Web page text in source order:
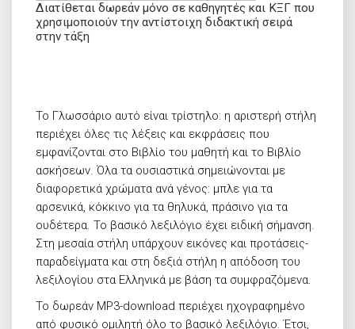
Διατίθεται δωρεάν μόνο σε καθηγητές και ΚΞΓ που
χρησιμοποιούν την αντίστοιχη διδακτική σειρά
στην τάξη
Το Γλωσσάριο αυτό είναι τρίστηλο: η αριστερή στήλη
περιέχει όλες τις λέξεις και εκφράσεις που
εμφανίζονται στο Βιβλίο του μαθητή και το Βιβλίο
ασκήσεων. Όλα τα ουσιαστικά σημειώνονται με
διαφορετικά χρώματα ανά γένος: μπλε για τα
αρσενικά, κόκκινο για τα θηλυκά, πράσινο για τα
ουδέτερα. Το βασικό λεξιλόγιο έχει ειδική σήμανση.
Στη μεσαία στήλη υπάρχουν εικόνες και προτάσεις-
παραδείγματα και στη δεξιά στήλη η απόδοση του
λεξιλογίου στα Ελληνικά με βάση τα συμφραζόμενα.
Το δωρεάν MP3-download περιέχει ηχογραφημένο
από φυσικό ομιλητή όλο το βασικό λεξιλόγιο. Έτσι,